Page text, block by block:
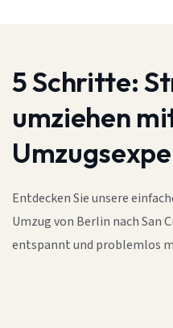
5 Schritte:
umziehen
Entdecken Sie unsere
Umzug von Berlin nach San
entspannt und problemlos